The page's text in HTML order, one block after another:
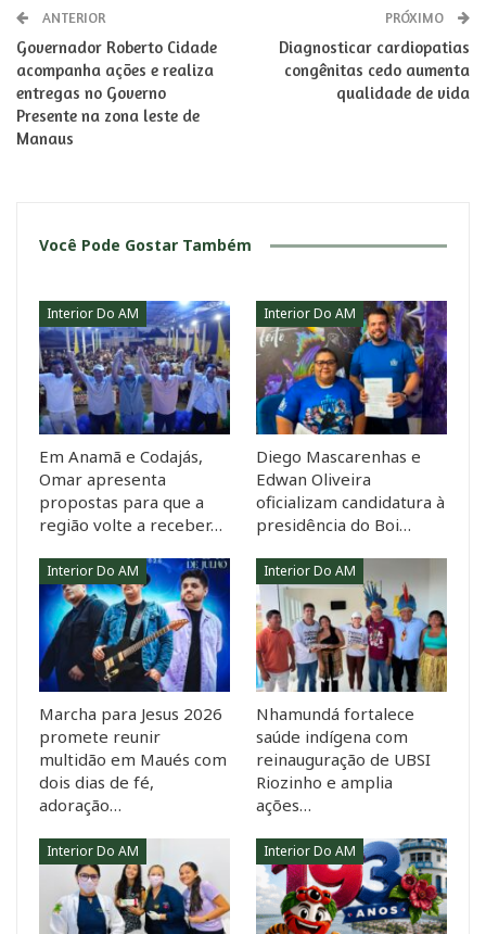
ANTERIOR
Governador Roberto Cidade
acompanha ações e realiza
entregas no Governo
Presente na zona leste de
Manaus
PRÓXIMO
Diagnosticar cardiopatias
congênitas cedo aumenta
qualidade de vida
Você Pode Gostar Também
Interior Do AM
Em Anamã e Codajás,
Omar apresenta
propostas para que a
região volte a receber…
Interior Do AM
Diego Mascarenhas e
Edwan Oliveira
oficializam candidatura à
presidência do Boi…
Interior Do AM
Marcha para Jesus 2026
promete reunir
multidão em Maués com
dois dias de fé,
adoração…
Interior Do AM
Nhamundá fortalece
saúde indígena com
reinauguração de UBSI
Riozinho e amplia
ações…
Interior Do AM Interior Do AM